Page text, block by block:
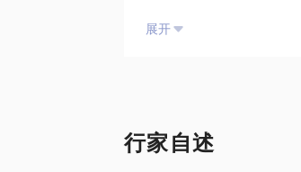
践矫正拳架，直至最终用
人处世，熟悉的人都知道
后来郑悟清先生告诉门内
太极拳到底是武术、体操
展开
行家自述